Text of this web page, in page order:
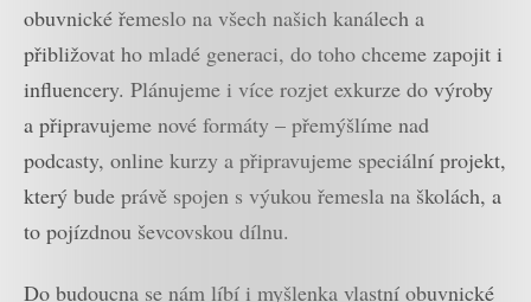
obuvnické řemeslo na všech našich kanálech a
přibližovat ho mladé generaci, do toho chceme zapojit i
influencery. Plánujeme i více rozjet exkurze do výroby
a připravujeme nové formáty – přemýšlíme nad
podcasty, online kurzy a připravujeme speciální projekt,
který bude právě spojen s výukou řemesla na školách, a
to pojízdnou ševcovskou dílnu.
Do budoucna se nám líbí i myšlenka vlastní obuvnické